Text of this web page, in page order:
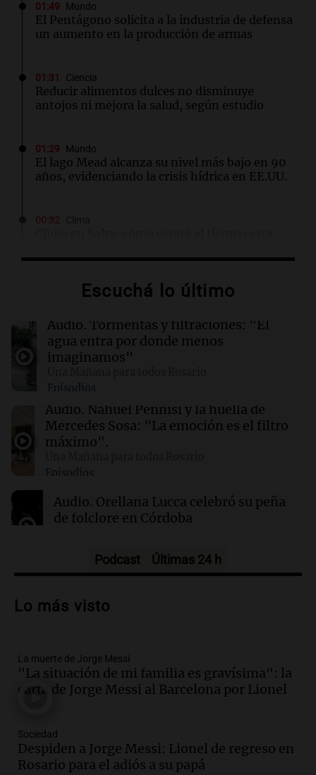
01:49 Mundo
El Pentágono solicita a la industria de defensa
un aumento en la producción de armas
01:31 Ciencia
Reducir alimentos dulces no disminuye
antojos ni mejora la salud, según estudio
01:29 Mundo
El lago Mead alcanza su nivel más bajo en 90
años, evidenciando la crisis hídrica en EE.UU.
Clima
este domingo 9 de agosto
00:21 Clima
este domingo 9 de agosto
00:16 Clima
Clima en Santa Fe: cómo estará el tiempo este
Escuchá lo último
Audio. Tormentas y filtraciones: "El
agua entra por donde menos
imaginamos"
Episodios
Audio. Nahuel Pennisi y la huella de
Mercedes Sosa: "La emoción es el filtro
máximo".
Episodios
Audio. Orellana Lucca celebró su peña
de folclore en Córdoba
Audio.Trágico accidente en Mendoza:
vehículos desde un puente
Audio.Tragedia en Mendoza: un muerto
y cinco heridos tras caer dos autos desde
un puente
Audio.Messi llegará esta noche a
Rosario para acompañar a su familia
Podcast Últimas 24 h
Lo más visto
La muerte de Jorge Messi
"La situación de mi familia es gravísima": la
carta de Jorge Messi al Barcelona por Lionel
Sociedad
Despiden a Jorge Messi: Lionel de regreso en
Rosario para el adiós a su papá